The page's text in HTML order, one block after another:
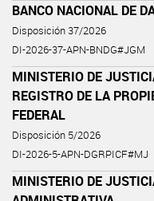
BANCO NACIONAL DE
Disposición 37/2026
DI-2026-37-APN-BNDG#JGM
MINISTERIO DE
REGISTRO DE LA
FEDERAL
Disposición 5/2026
DI-2026-5-APN-DGRPICF#MJ
MINISTERIO DE